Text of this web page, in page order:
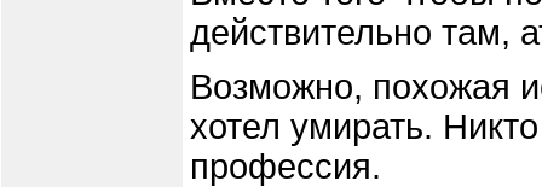
действительно там,
Возможно, похожая
хотел умирать.
профессия.